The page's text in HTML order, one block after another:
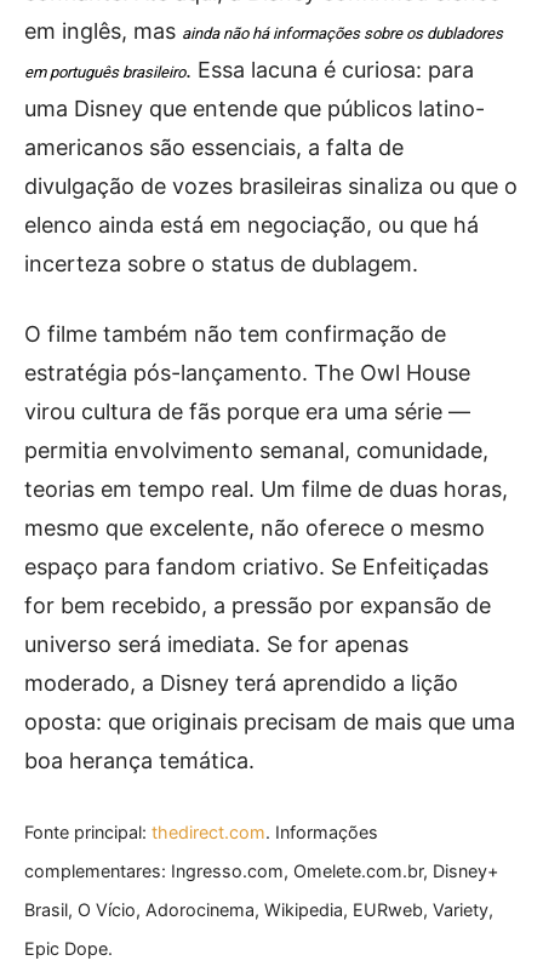
em inglês, mas ainda não há informações sobre os dubladores
em português brasileiro. Essa lacuna é curiosa: para
uma Disney que entende que públicos latino-
americanos são essenciais, a falta de
divulgação de vozes brasileiras sinaliza ou que o
elenco ainda está em negociação, ou que há
incerteza sobre o status de dublagem.
O filme também não tem confirmação de
estratégia pós-lançamento. The Owl House
virou cultura de fãs porque era uma série —
permitia envolvimento semanal, comunidade,
teorias em tempo real. Um filme de duas horas,
mesmo que excelente, não oferece o mesmo
espaço para fandom criativo. Se Enfeitiçadas
for bem recebido, a pressão por expansão de
universo será imediata. Se for apenas
moderado, a Disney terá aprendido a lição
oposta: que originais precisam de mais que uma
boa herança temática.
Fonte principal: thedirect.com. Informações
complementares: Ingresso.com, Omelete.com.br, Disney+
Brasil, O Vício, Adorocinema, Wikipedia, EURweb, Variety,
Epic Dope.